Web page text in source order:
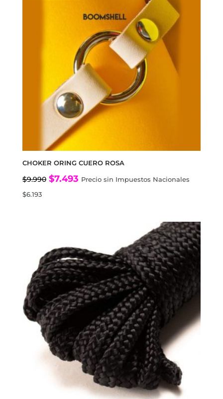
CHOKER ORING CUERO ROSA
$9.990 El
$7.493ElPrecio sin Impuestos Nacionales
$6.193